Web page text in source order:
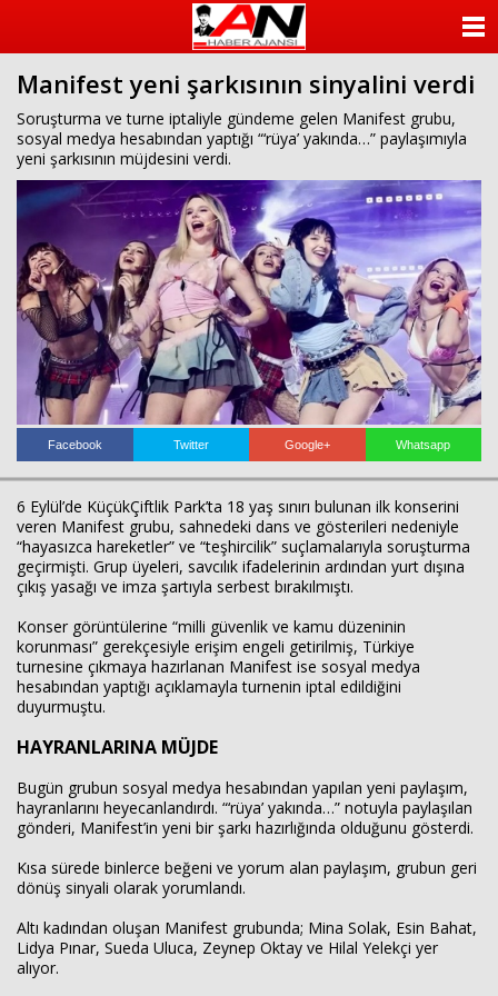
Manifest yeni şarkısının sinyalini verdi
Soruşturma ve turne iptaliyle gündeme gelen Manifest grubu,
sosyal medya hesabından yaptığı “‘rüya’ yakında…” paylaşımıyla
yeni şarkısının müjdesini verdi.
Facebook Twitter Google+ Whatsapp
6 Eylül’de KüçükÇiftlik Park’ta 18 yaş sınırı bulunan ilk konserini
veren Manifest grubu, sahnedeki dans ve gösterileri nedeniyle
“hayasızca hareketler” ve “teşhircilik” suçlamalarıyla soruşturma
geçirmişti. Grup üyeleri, savcılık ifadelerinin ardından yurt dışına
çıkış yasağı ve imza şartıyla serbest bırakılmıştı.
Konser görüntülerine “milli güvenlik ve kamu düzeninin
korunması” gerekçesiyle erişim engeli getirilmiş, Türkiye
turnesine çıkmaya hazırlanan Manifest ise sosyal medya
hesabından yaptığı açıklamayla turnenin iptal edildiğini
duyurmuştu.
HAYRANLARINA MÜJDE
Bugün grubun sosyal medya hesabından yapılan yeni paylaşım,
hayranlarını heyecanlandırdı. “‘rüya’ yakında…” notuyla paylaşılan
gönderi, Manifest’in yeni bir şarkı hazırlığında olduğunu gösterdi.
Kısa sürede binlerce beğeni ve yorum alan paylaşım, grubun geri
dönüş sinyali olarak yorumlandı.
Altı kadından oluşan Manifest grubunda; Mina Solak, Esin Bahat,
Lidya Pınar, Sueda Uluca, Zeynep Oktay ve Hilal Yelekçi yer
alıyor.
KATEGORİLER
YAZARLAR
ANKETLER
FOTO GALERİ
VİDEO GALERİ
KÜNYE
İLETİŞİM
Haberin Doğru Adresi.